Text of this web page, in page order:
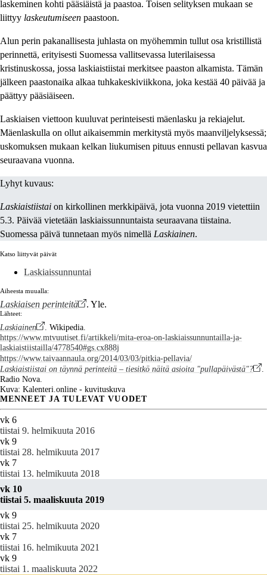
laskeminen kohti pääsiäistä ja paastoa. Toisen selityksen mukaan se
liittyy laskeutumiseen paastoon.
Alun perin pakanallisesta juhlasta on myöhemmin tullut osa kristillistä
perinnettä, erityisesti Suomessa vallitsevassa luterilaisessa
kristinuskossa, jossa laskiaistiistai merkitsee paaston alkamista. Tämän
jälkeen paastonaika alkaa tuhkakeskiviikkona, joka kestää 40 päivää ja
päättyy pääsiäiseen.
Laskiaisen viettoon kuuluvat perinteisesti mäenlasku ja rekiajelut.
Mäenlaskulla on ollut aikaisemmin merkitystä myös maanviljelyksessä;
uskomuksen mukaan kelkan liukumisen pituus ennusti pellavan kasvua
seuraavana vuonna.
Lyhyt kuvaus:
Laskiaistiistai on kirkollinen merkkipäivä, jota vuonna 2019 vietettiin
5.3. Päivää vietetään laskiaissunnuntaista seuraavana tiistaina.
Suomessa päivä tunnetaan myös nimellä Laskiainen.
Katso liittyvät päivät
Laskiaissunnuntai
Aiheesta muualla:
Laskiaisen perinteitä . Yle.
Lähteet:
Laskiainen
. Wikipedia.
https://www.mtvuutiset.fi/artikkeli/mita-eroa-on-laskiaissunnuntailla-ja-
laskiaistiistailla/4778540#gs.cx888j
https://www.taivaannaula.org/2014/03/03/pitkia-pellavia/
Laskiaistiistai on täynnä perinteitä – tiesitkö näitä asioita "pullapäivästä"?
.
Radio Nova.
Kuva: Kalenteri.online - kuvituskuva
MENNEET JA TULEVAT VUODET
vk 6
tiistai 9. helmikuuta 2016
vk 9
tiistai 28. helmikuuta 2017
vk 7
tiistai 13. helmikuuta 2018
vk 10
tiistai 5. maaliskuuta 2019
vk 9
tiistai 25. helmikuuta 2020
vk 7
tiistai 16. helmikuuta 2021
vk 9
tiistai 1. maaliskuuta 2022